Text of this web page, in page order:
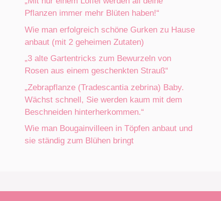
Pflanzen immer mehr Blüten haben!“
Wie man erfolgreich schöne Gurken zu Hause
anbaut (mit 2 geheimen Zutaten)
„3 alte Gartentricks zum Bewurzeln von
Rosen aus einem geschenkten Strauß“
„Zebrapflanze (Tradescantia zebrina) Baby.
Wächst schnell, Sie werden kaum mit dem
Beschneiden hinterherkommen.“
Wie man Bougainvilleen in Töpfen anbaut und
sie ständig zum Blühen bringt